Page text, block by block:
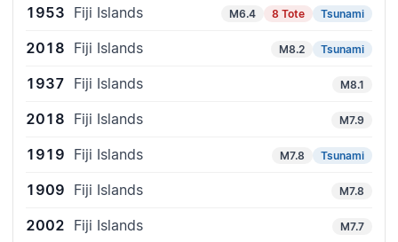
1953 Fiji Islands M6.4 8 Tote Tsunami
2018 Fiji Islands M8.2 Tsunami
1937 Fiji Islands M8.1
2018 Fiji Islands M7.9
1919 Fiji Islands M7.8 Tsunami
1909 Fiji Islands M7.8
2002 Fiji Islands M7.7